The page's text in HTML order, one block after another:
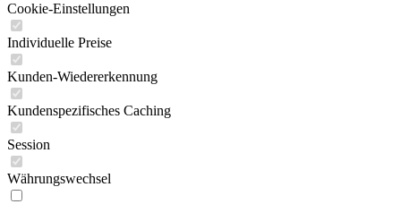
Cookie-Einstellungen
Individuelle Preise
Kunden-Wiedererkennung
Kundenspezifisches Caching
Session
Währungswechsel